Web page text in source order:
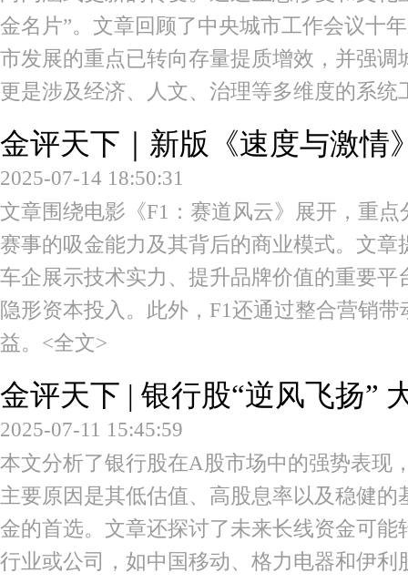
金名片”。文章回顾了中央城市工作会议十
市发展的重点已转向存量提质增效，并强
更是涉及经济、人文、治理等多维度的系统
金评天下｜新版《速度与激情
2025-07-14 18:50:31
文章围绕电影《F1：赛道风云》展开，重
赛事的吸金能力及其背后的商业模式。文
车企展示技术实力、提升品牌价值的重要
隐形资本投入。此外，F1还通过整合营销
益。 <全文>
金评天下 | 银行股“逆风飞扬”
2025-07-11 15:45:59
本文分析了银行股在A股市场中的强势表现
主要原因是其低估值、高股息率以及稳健
金的首选。文章还探讨了未来长线资金可
行业或公司，如中国移动、格力电器和伊利